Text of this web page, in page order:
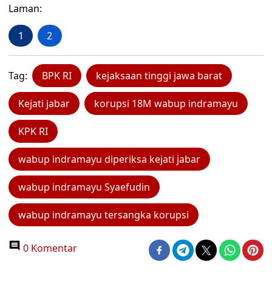
Laman:
1 2
Tag: BPK RI kejaksaan tinggi jawa barat
Kejati jabar korupsi 18M wabup indramayu
KPK RI
wabup indramayu diperiksa kejati jabar
wabup indramayu Syaefudin
wabup indramayu tersangka korupsi
0 Komentar